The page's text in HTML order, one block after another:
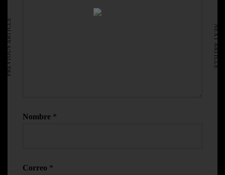
AVISO LEGAL
Nombre *
Correo *
PREVIOUS ARTICLE NEXT ARTICLE